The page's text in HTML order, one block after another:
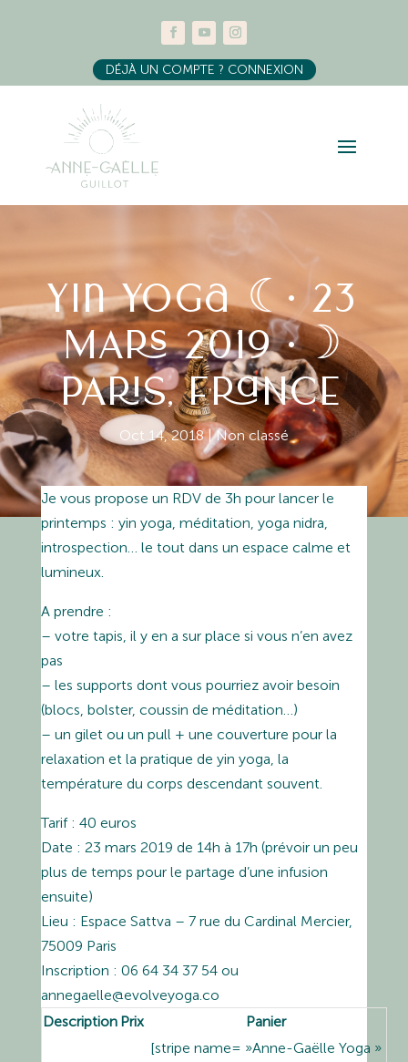
DÉJÀ UN COMPTE ? CONNEXION
Yin yoga ☾• 23
MARS 2019 •☽
PARIS, FRANCE
Oct 14, 2018|Non classé
Je vous propose un RDV de 3h pour lancer le
printemps : yin yoga, méditation, yoga nidra,
introspection… le tout dans un espace calme et
lumineux.
A prendre :
– votre tapis, il y en a sur place si vous n’en avez
pas
– les supports dont vous pourriez avoir besoin
(blocs, bolster, coussin de méditation…)
– un gilet ou un pull + une couverture pour la
relaxation et la pratique de yin yoga, la
température du corps descendant souvent.
Tarif : 40 euros
Date : 23 mars 2019 de 14h à 17h (prévoir un peu
plus de temps pour le partage d’une infusion
ensuite)
Lieu : Espace Sattva – 7 rue du Cardinal Mercier,
75009 Paris
Inscription : 06 64 34 37 54 ou
annegaelle@evolveyoga.co
Description Prix Panier
[stripe name= »Anne-Gaëlle Yoga »